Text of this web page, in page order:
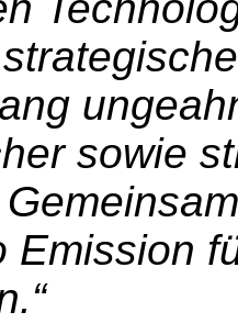
sowie
Emission